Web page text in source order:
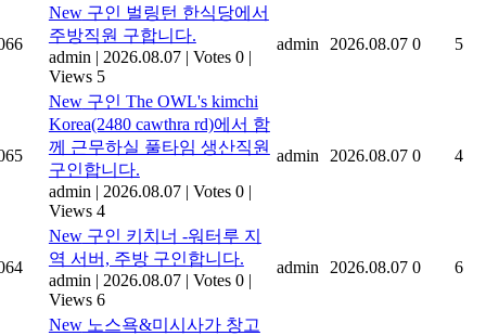
New구인 벌링턴 한식당에서
주방직원 구합니다.
admin | 2026.08.07 | Votes 0 |
Views 5
admin 2026.08.07 0 5
New구인 The OWL's kimchi
Korea(2480 cawthra rd)에서 함
께 근무하실 풀타임 생산직원
구인합니다.
admin | 2026.08.07 | Votes 0 |
Views 4
admin 2026.08.07 0 4
New구인 키치너 -워터루 지
역 서버, 주방 구인합니다.
admin | 2026.08.07 | Votes 0 |
Views 6
admin 2026.08.07 0 6
New노스욕&미시사가 창고